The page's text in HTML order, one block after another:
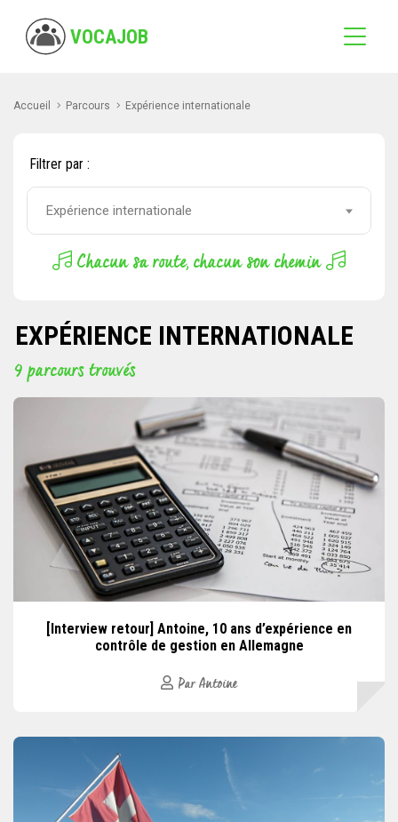
VOCAJOB
Accueil Parcours Expérience internationale
Filtrer par :
Expérience internationale
Chacun sa route, chacun son chemin
EXPÉRIENCE INTERNATIONALE
9 parcours trouvés
[Interview retour] Antoine, 10 ans d’expérience en
contrôle de gestion en Allemagne
Par Antoine